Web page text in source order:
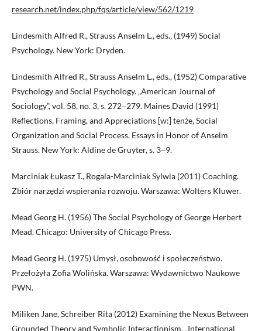
research.net/index.php/fqs/article/view/562/1219
Lindesmith Alfred R., Strauss Anselm L., eds., (1949) Social
Psychology. New York: Dryden.
Lindesmith Alfred R., Strauss Anselm L., eds., (1952) Comparative
Psychology and Social Psychology. „American Journal of
Sociology”, vol. 58, no. 3, s. 272‒279. Maines David (1991)
Reflections, Framing, and Appreciations [w:] tenże, Social
Organization and Social Process. Essays in Honor of Anselm
Strauss. New York: Aldine de Gruyter, s. 3‒9.
Marciniak Łukasz T., Rogala-Marciniak Sylwia (2011) Coaching.
Zbiór narzędzi wspierania rozwoju. Warszawa: Wolters Kluwer.
Mead Georg H. (1956) The Social Psychology of George Herbert
Mead. Chicago: University of Chicago Press.
Mead Georg H. (1975) Umysł, osobowość i społeczeństwo.
Przełożyła Zofia Wolińska. Warszawa: Wydawnictwo Naukowe
PWN.
Miliken Jane, Schreiber Rita (2012) Examining the Nexus Between
Grounded Theory and Symbolic Interactionism. „International